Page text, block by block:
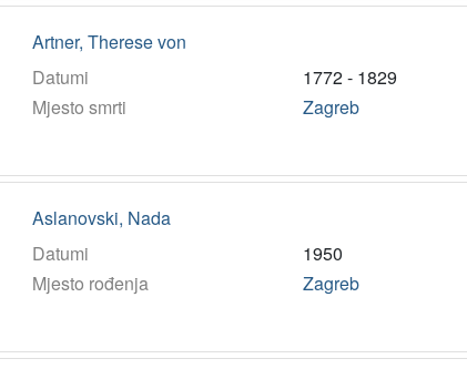
Artner, Therese von
Datumi
1772 - 1829
Mjesto smrti
Zagreb
Aslanovski, Nada
Datumi
1950
Mjesto rođenja
Zagreb